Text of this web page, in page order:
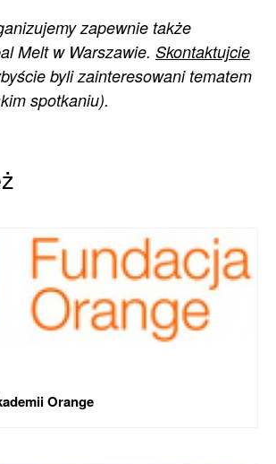
zapewnie także
Melt w Warszawie. Skontaktujcie
byli zainteresowani tematem
spotkaniu).
Orange